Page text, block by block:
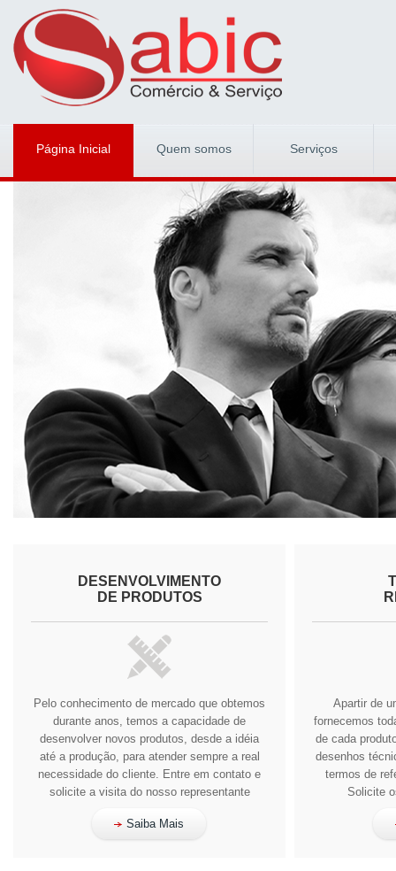
Página Inicial Quem somos Serviços
DESENVOLVIMENTO
DE PRODUTOS
Pelo conhecimento de mercado que obtemos
durante anos, temos a capacidade de
desenvolver novos produtos, desde a idéia
até a produção, para atender sempre a real
necessidade do cliente. Entre em contato e
solicite a visita do nosso representante
Saiba Mais
Apartir de
fornecemos
de cada
desenhos
termos de
Solicite